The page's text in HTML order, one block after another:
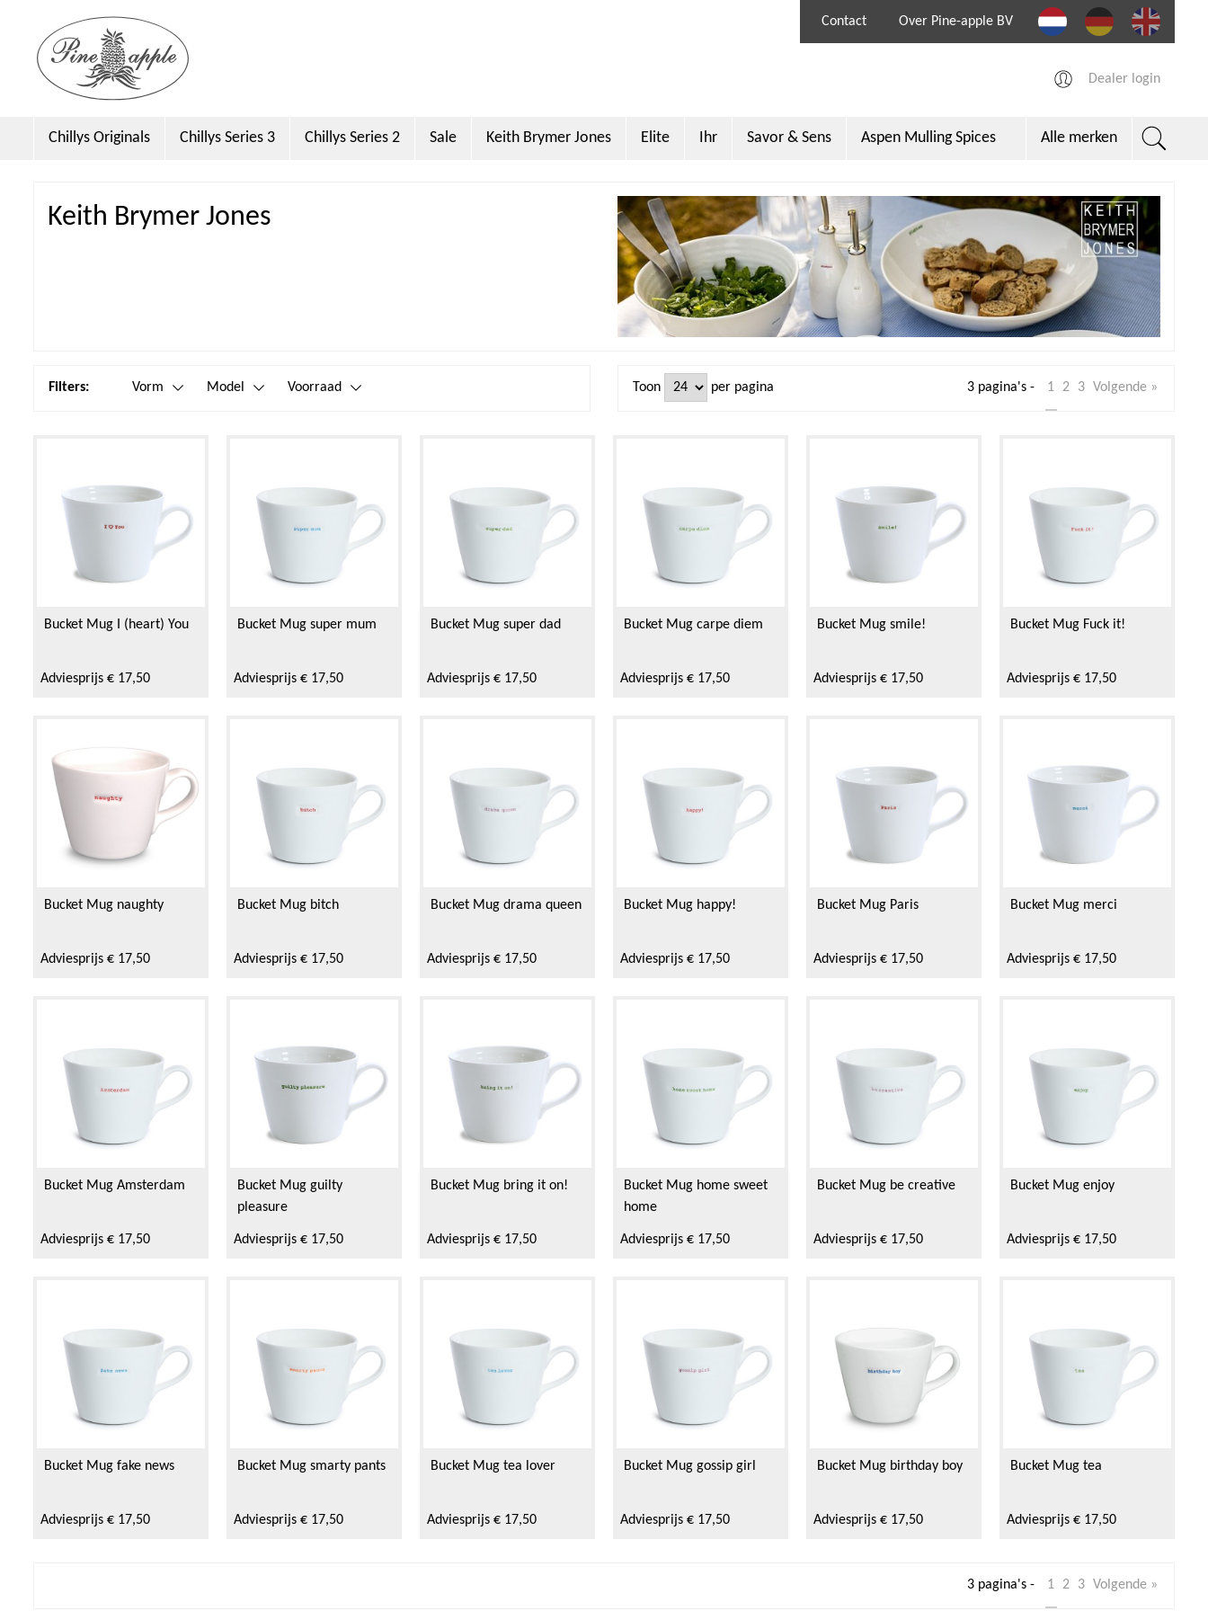
Contact Over Pine-apple BV
Dealer login
Alle merken
Chillys Originals Chillys Series 3 Chillys Series 2 Sale Keith Brymer Jones Elite Ihr Savor & Sens Aspen Mulling Spices
Keith Brymer Jones
Filters: Vorm Model Voorraad Toon per pagina 3 pagina's - 1 2 3 Volgende »
Bucket Mug I (heart) You
Adviesprijs € 17,50
Bucket Mug super mum
Adviesprijs € 17,50
Bucket Mug super dad
Adviesprijs € 17,50
Bucket Mug carpe diem
Adviesprijs € 17,50
Bucket Mug smile!
Adviesprijs € 17,50
Bucket Mug Fuck it!
Adviesprijs € 17,50
Bucket Mug naughty
Adviesprijs € 17,50
Bucket Mug bitch
Adviesprijs € 17,50
Bucket Mug drama queen
Adviesprijs € 17,50
Bucket Mug happy!
Adviesprijs € 17,50
Bucket Mug Paris
Adviesprijs € 17,50
Bucket Mug merci
Adviesprijs € 17,50
Bucket Mug Amsterdam
Adviesprijs € 17,50
Bucket Mug guilty
pleasure
Adviesprijs € 17,50
Bucket Mug bring it on!
Adviesprijs € 17,50
Bucket Mug home sweet
home
Adviesprijs € 17,50
Bucket Mug be creative
Adviesprijs € 17,50
Bucket Mug enjoy
Adviesprijs € 17,50
Bucket Mug fake news
Adviesprijs € 17,50
Bucket Mug smarty pants
Adviesprijs € 17,50
Bucket Mug tea lover
Adviesprijs € 17,50
Bucket Mug gossip girl
Adviesprijs € 17,50
Bucket Mug birthday boy
Adviesprijs € 17,50
Bucket Mug tea
Adviesprijs € 17,50
3 pagina's - 1 2 3 Volgende »